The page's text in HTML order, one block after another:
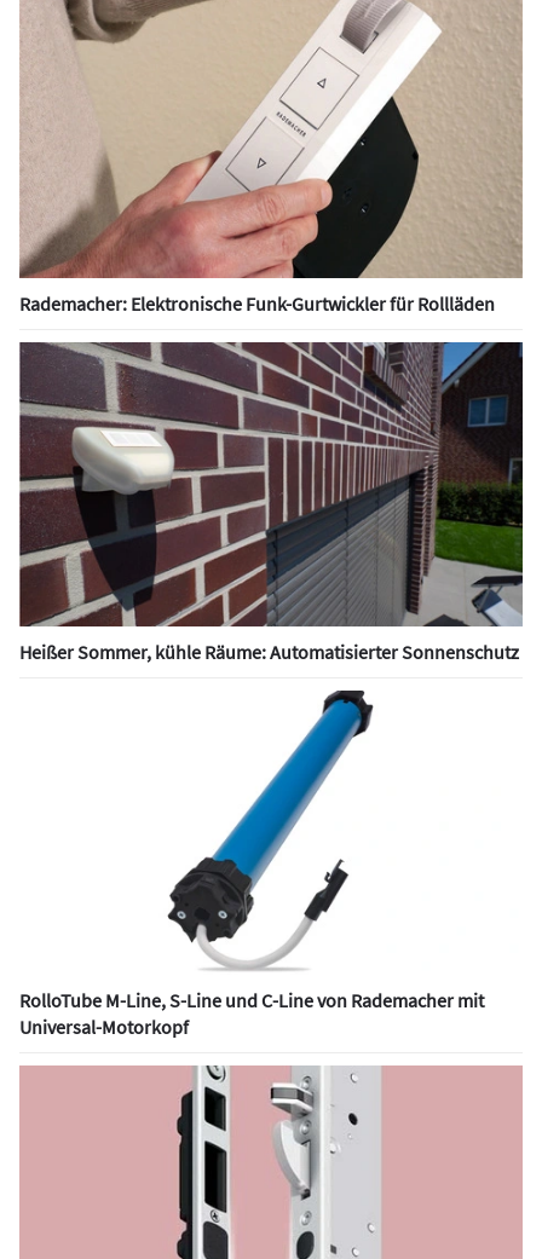
Rademacher: Elektronische Funk-Gurtwickler für Rollläden
Heißer Sommer, kühle Räume: Automatisierter Sonnenschutz
RolloTube M-Line, S-Line und C-Line von Rademacher mit
Universal-Motorkopf